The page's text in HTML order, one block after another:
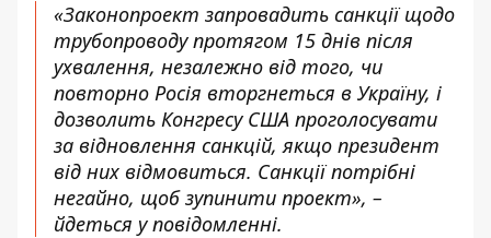
«Законопроект запровадить санкції щодо
трубопроводу протягом 15 днів після
ухвалення, незалежно від того, чи
повторно Росія вторгнеться в Україну, і
дозволить Конгресу США проголосувати
за відновлення санкцій, якщо президент
від них відмовиться. Санкції потрібні
негайно, щоб зупинити проект», –
йдеться у повідомленні.